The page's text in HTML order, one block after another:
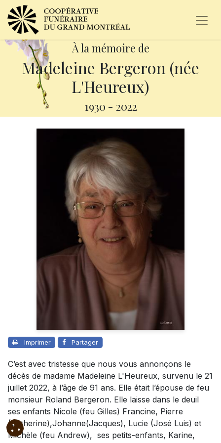
À la mémoire de
Madeleine Bergeron (née
L'Heureux)
1930 - 2022
Imprimer Partager
C’est avec tristesse que nous vous annonçons le
décès de madame Madeleine L'Heureux, survenu le 21
juillet 2022, à l’âge de 91 ans. Elle était l’épouse de feu
monsieur Roland Bergeron. Elle laisse dans le deuil
ses enfants Nicole (feu Gilles) Francine, Pierre
(Catherine),Johanne(Jacques), Lucie (José Luis) et
Michèle (feu Andrew), ses petits-enfants, Karine,